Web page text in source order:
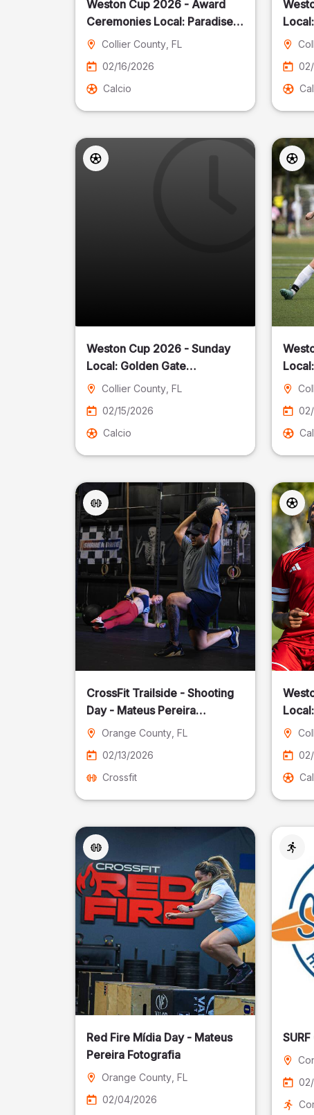
Weston Cup 2026 - Award
Ceremonies Local: Paradise
CostCollier County , FL
02/16/2026
Calcio
Weston Cup 2026 - Sunday
Local: Golden Gate
Community Park
Collier County , FL
02/15/2026
Calcio
CrossFit Trailside - Shooting
Day - Mateus Pereira
Fotografia
Orange County , FL
02/13/2026
Crossfit
Red Fire Mídia Day - Mateus
Pereira Fotografia
Orange County , FL
02/04/2026